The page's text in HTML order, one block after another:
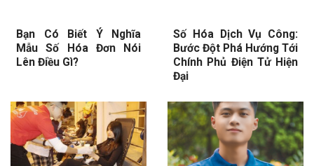
Bạn Có Biết Ý Nghĩa
Mẫu Số Hóa Đơn Nói
Lên Điều Gì?
Số Hóa Dịch Vụ Công:
Bước Đột Phá Hướng Tới
Chính Phủ Điện Tử Hiện
Đại